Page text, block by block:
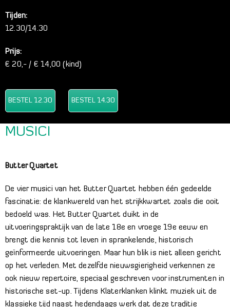
Tijden:
12.30/14.30
Prijs:
€ 20,- / € 14,00 (kind)
BESTEL 12.30 BESTEL 14.30
MUSICI
Butter Quartet
De vier musici van het Butter Quartet hebben één gedeelde
fascinatie: de klankwereld van het strijkkwartet zoals die ooit
bedoeld was. Het Butter Quartet duikt in de
uitvoeringspraktijk van de late 18e en vroege 19e eeuw en
brengt die kennis tot leven in sprankelende, historisch
geïnformeerde uitvoeringen. Maar hun blik is niet alleen gericht
op het verleden. Met dezelfde nieuwsgierigheid verkennen ze
ook nieuw repertoire, speciaal geschreven voor instrumenten in
historische set-up. Tijdens Klaterklanken klinkt muziek uit de
klassieke tijd naast hedendaags werk dat deze traditie